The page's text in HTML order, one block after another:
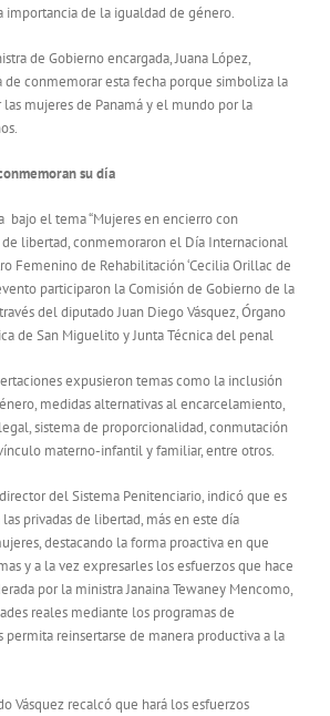
importancia de la igualdad de género.
de Gobierno encargada, Juana López,
de conmemorar esta fecha porque simboliza la
mujeres de Panamá y el mundo por la
su día
bajo el tema “Mujeres en encierro con
de libertad, conmemoraron el Día Internacional
Femenino de Rehabilitación ‘Cecilia Orillac de
participaron la Comisión de Gobierno de la
del diputado Juan Diego Vásquez, Órgano
de San Miguelito y Junta Técnica del penal
expusieron temas como la inclusión
medidas alternativas al encarcelamiento,
sistema de proporcionalidad, conmutación
materno-infantil y familiar, entre otros.
del Sistema Penitenciario, indicó que es
privadas de libertad, más en este día
destacando la forma proactiva en que
y a la vez expresarles los esfuerzos que hace
por la ministra Janaina Tewaney Mencomo,
reales mediante los programas de
permita reinsertarse de manera productiva a la
Vásquez recalcó que hará los esfuerzos